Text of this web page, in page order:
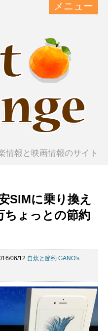
メニュー
情報と映画情報のサイト
SIMに乗り換え
ちょっとの節約
06/12 自炊と節約 GANO's